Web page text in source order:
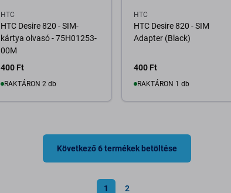
HTC
HTC Desire 820 - SIM-
kártya olvasó - 75H01253-
00M
400 Ft
RAKTÁRON 2 db
HTC
HTC Desire 820 - SIM
Adapter (Black)
400 Ft
RAKTÁRON 1 db
Következő 6 termékek betöltése
1 2